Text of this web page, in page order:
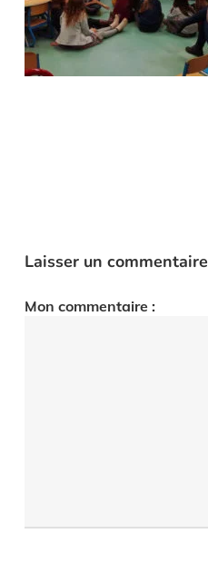
Laisser un commentaire
Mon commentaire :